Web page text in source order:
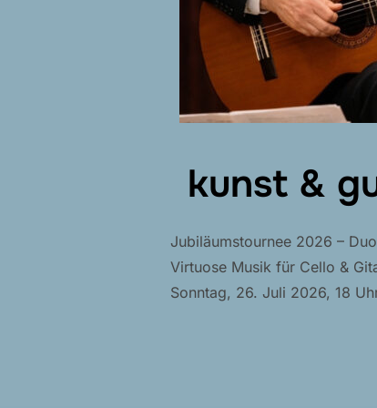
kunst &
Jubiläumstournee 2026 –
Virtuose Musik für Cello &
Sonntag, 26. Juli 2026, 18